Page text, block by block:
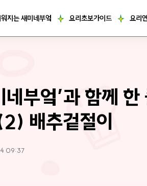
지는 새미네부엌 요리초보가이드 요리
부엌’과 함께 한
배추겉절이
09:37